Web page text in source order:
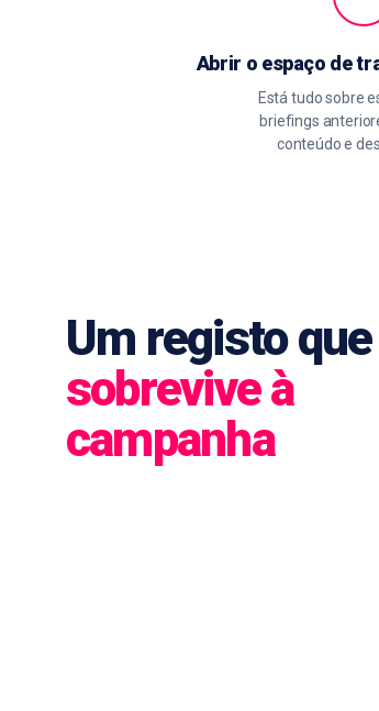
Abrir o espaço de
Está tudo sobre
briefings
conteúdo e
Um registo que
sobrevive à
campanha